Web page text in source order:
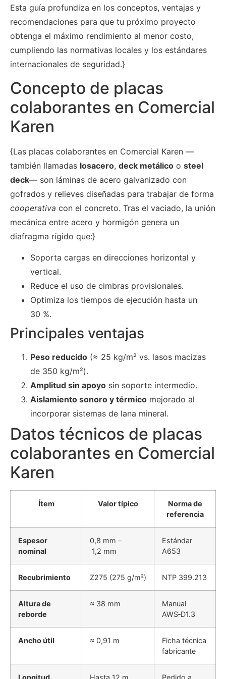
Esta guía profundiza en los conceptos, ventajas y
recomendaciones para que tu próximo proyecto
obtenga el máximo rendimiento al menor costo,
cumpliendo las normativas locales y los estándares
internacionales de seguridad.}
Concepto de placas
colaborantes en Comercial
Karen
{Las placas colaborantes en Comercial Karen —
también llamadas losacero, deck metálico o steel
deck— son láminas de acero galvanizado con
gofrados y relieves diseñadas para trabajar de forma
cooperativa con el concreto. Tras el vaciado, la unión
mecánica entre acero y hormigón genera un
diafragma rígido que:}
Soporta cargas en direcciones horizontal y
vertical.
Reduce el uso de cimbras provisionales.
Optimiza los tiempos de ejecución hasta un
30 %.
Principales ventajas
Peso reducido (≈ 25 kg/m² vs. lasos macizas
de 350 kg/m²).
Amplitud sin apoyo sin soporte intermedio.
Aislamiento sonoro y térmico mejorado al
incorporar sistemas de lana mineral.
Datos técnicos de placas
colaborantes en Comercial
Karen
Ítem Valor típico
Norma de
referencia
Espesor
nominal
0,8 mm –
1,2 mm
Estándar
A653
Recubrimiento Z275 (275 g/m²) NTP 399.213
Altura de
reborde
≈ 38 mm
Manual
AWS‑D1.3
Ancho útil ≈ 0,91 m
Ficha técnica
fabricante
Longitud Hasta 12 m Pedido a